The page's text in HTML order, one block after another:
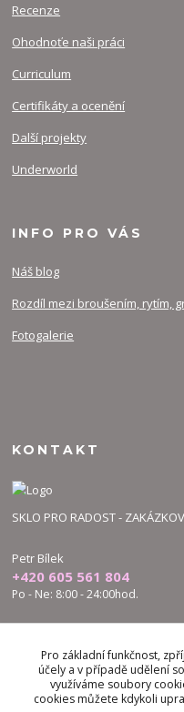
Recenze
Ohodnoťe naši práci
Curriculum
Certifikáty a ocenění
Další projekty
Underworld
INFO PRO VÁS
Náš blog
Rozdíl mezi broušením, rytím,
Fotogalerie
KONTAKT
SKLO PRO RADOST -
Petr Bílek
+420 605 561 804
Po - Ne: 8:00 - 24:00hod.
Pro základní funkčnost,
účely a v případě udělení
využíváme soubory
cookies můžete kdykoli